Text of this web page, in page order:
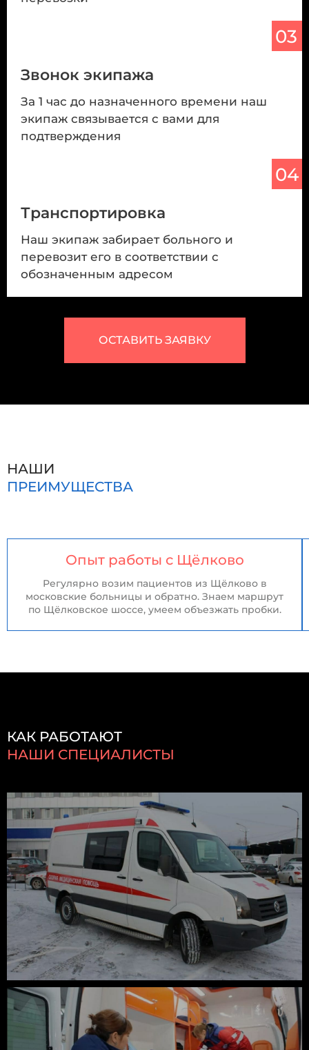
03
Звонок экипажа
За 1 час до назначенного времени наш
экипаж связывается с вами для
подтверждения
04
Транспортировка
Наш экипаж забирает больного и
перевозит его в соответствии с
обозначенным адресом
ОСТАВИТЬ ЗАЯВКУ
НАШИ
ПРЕИМУЩЕСТВА
Опыт работы с Щёлково
Регулярно возим пациентов из Щёлково в
московские больницы и обратно. Знаем маршрут
по Щёлковское шоссе, умеем объезжать пробки.
КАК РАБОТАЮТ
НАШИ СПЕЦИАЛИСТЫ